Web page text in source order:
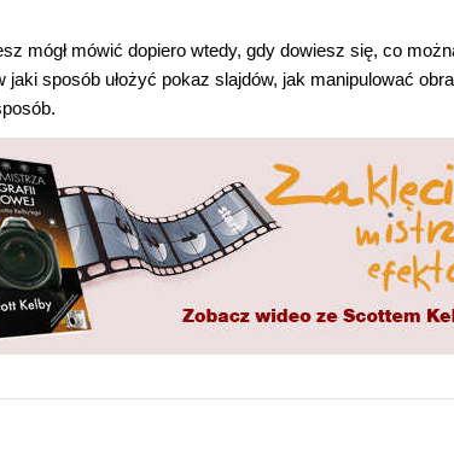
mógł mówić dopiero wtedy, gdy dowiesz się, co
sposób ułożyć pokaz slajdów, jak manipulować